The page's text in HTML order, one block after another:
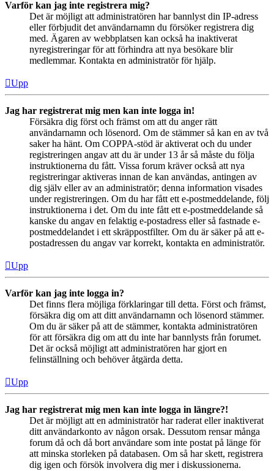
Varför kan jag inte registrera mig?
Det är möjligt att administratören har bannlyst din IP-adress
eller förbjudit det användarnamn du försöker registrera dig
med. Ägaren av webbplatsen kan också ha inaktiverat
nyregistreringar för att förhindra att nya besökare blir
medlemmar. Kontakta en administratör för hjälp.
Upp
Jag har registrerat mig men kan inte logga in!
Försäkra dig först och främst om att du anger rätt
användarnamn och lösenord. Om de stämmer så kan en av två
saker ha hänt. Om COPPA-stöd är aktiverat och du under
registreringen angav att du är under 13 år så måste du följa
instruktionerna du fått. Vissa forum kräver också att nya
registreringar aktiveras innan de kan användas, antingen av
dig själv eller av an administratör; denna information visades
under registreringen. Om du har fått ett e-postmeddelande, följ
instruktionerna i det. Om du inte fått ett e-postmeddelande så
kanske du angav en felaktig e-postadress eller så fastnade e-
postmeddelandet i ett skräppostfilter. Om du är säker på att e-
postadressen du angav var korrekt, kontakta en administratör.
Upp
Varför kan jag inte logga in?
Det finns flera möjliga förklaringar till detta. Först och främst,
försäkra dig om att ditt användarnamn och lösenord stämmer.
Om du är säker på att de stämmer, kontakta administratören
för att försäkra dig om att du inte har bannlysts från forumet.
Det är också möjligt att administratören har gjort en
felinställning och behöver åtgärda detta.
Upp
Jag har registrerat mig men kan inte logga in längre?!
Det är möjligt att en administratör har raderat eller inaktiverat
ditt användarkonto av någon orsak. Dessutom rensar många
forum då och då bort användare som inte postat på länge för
att minska storleken på databasen. Om så har skett, registrera
dig igen och försök involvera dig mer i diskussionerna.